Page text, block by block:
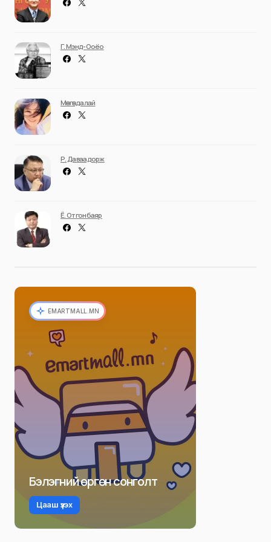
Г. Мэнд-Ооёо
Мөнгөндалай
Р. Даваадорж
Ё. Отгонбаяр
EMARTMALL.MN
Бэлэгний өргөн сонголт
Цааш үзэх